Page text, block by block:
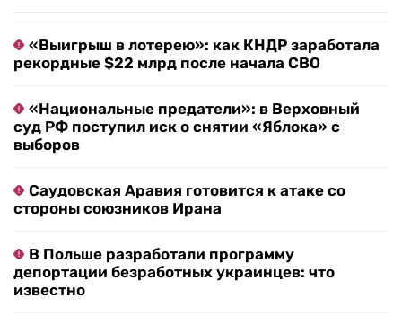
«Выигрыш в лотерею»: как КНДР заработала
рекордные $22 млрд после начала СВО
«Национальные предатели»: в Верховный
суд РФ поступил иск о снятии «Яблока» с
выборов
Саудовская Аравия готовится к атаке со
стороны союзников Ирана
В Польше разработали программу
депортации безработных украинцев: что
известно